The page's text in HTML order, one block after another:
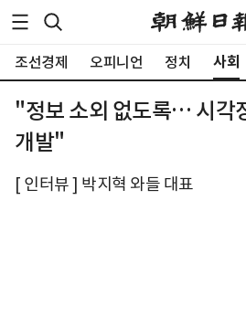
조선경제 오피니언 정치 사회
"정보 소외 없도록… 시각
개발"
[ 인터뷰 ] 박지혁 와들 대표